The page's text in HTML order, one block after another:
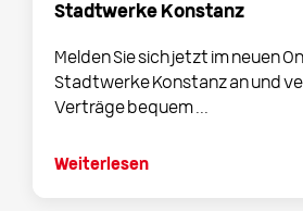
Stadtwerke Konstanz
Melden Sie sich jetzt im neuen
Stadtwerke Konstanz an und
Verträge bequem ...
Weiterlesen